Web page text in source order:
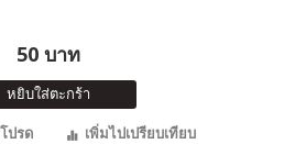
50 บาท
หยิบใส่ตะกร้า
ปรด
เพิ่มไปเปรียบเทียบ